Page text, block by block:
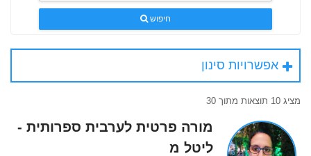
חיפוש
אפשרויות סינון
מציג 10 תוצאות מתוך 30
מורה פרטית לערבית ספרותית -
ליטל מ